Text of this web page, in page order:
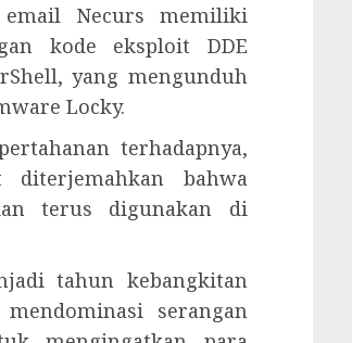
email Necurs memiliki
kode eksploit DDE
yang mengunduh
Locky.
terhadapnya,
bahwa
terus digunakan di
tahun kebangkitan
serangan